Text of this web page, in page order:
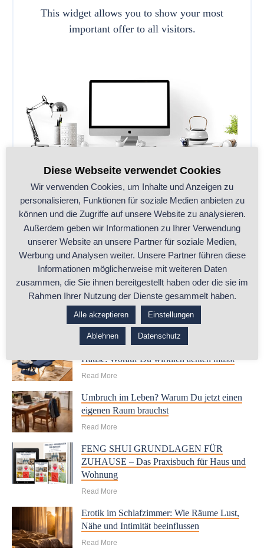
This widget allows you to show your most
important offer to all visitors.
CALL TO ACTION
RELATED POSTS
Beratungsraum oder Arbeitszimmer zu
Hause: Worauf Du wirklich achten musst
Read More
Umbruch im Leben? Warum Du jetzt einen
eigenen Raum brauchst
Read More
FENG SHUI GRUNDLAGEN FÜR
ZUHAUSE – Das Praxisbuch für Haus und
Wohnung
Read More
Erotik im Schlafzimmer: Wie Räume Lust,
Nähe und Intimität beeinflussen
Read More
Diese Webseite verwendet Cookies
Wir verwenden Cookies, um Inhalte und Anzeigen zu
personalisieren, Funktionen für soziale Medien anbieten zu
können und die Zugriffe auf unsere Website zu analysieren.
Außerdem geben wir Informationen zu Ihrer Verwendung
unserer Website an unsere Partner für soziale Medien,
Werbung und Analysen weiter. Unsere Partner führen diese
Informationen möglicherweise mit weiteren Daten
zusammen, die Sie ihnen bereitgestellt haben oder die sie im
Rahmen Ihrer Nutzung der Dienste gesammelt haben.
Alle akzeptieren Einstellungen
Ablehnen Datenschutz